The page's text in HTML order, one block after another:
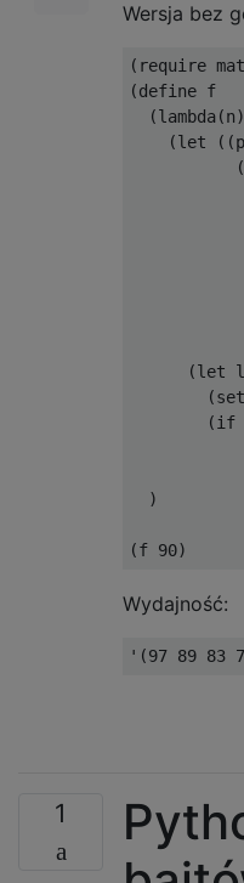
Wersja bez
(require
(define f
  (lambda(n)
(let
(let
(if
  )
Wydajność:
1